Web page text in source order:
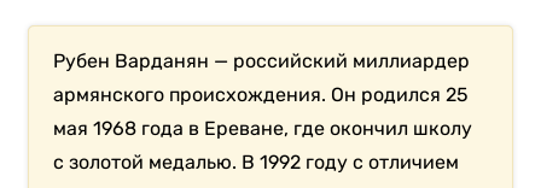
Рубен Варданян — российский миллиардер
армянского происхождения. Он родился 25
мая 1968 года в Ереване, где окончил школу
с золотой медалью. В1992 году с отличием